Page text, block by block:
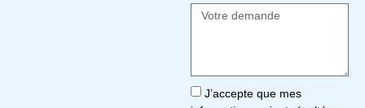
J’accepte que mes